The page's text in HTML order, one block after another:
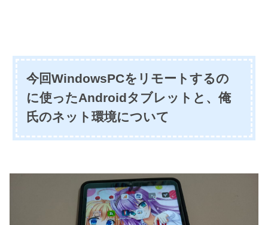
今回WindowsPCをリモートするの
に使ったAndroidタブレットと、俺
氏のネット環境について